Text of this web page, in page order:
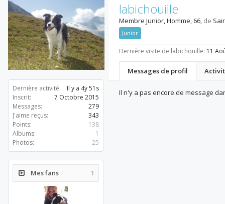
Dernière activité:
Il y a 4y 51s
Inscrit:
7 Octobre 2015
Messages:
279
J'aime reçus:
343
Points:
138
Albums:
1
Photos:
25
Mes fans
1
labichouille
Membre Junior, Homme, 66, de
Junior
Dernière visite de labichouille: 11
Messages de profil
Il n'y a pas encore de message